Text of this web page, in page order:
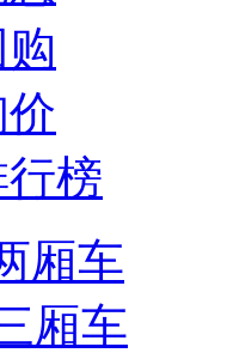
购
榜
厢车
厢车